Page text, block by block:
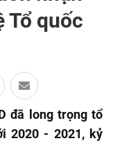
Tổ quốc
đã long trọng tổ
2020 - 2021, kỷ